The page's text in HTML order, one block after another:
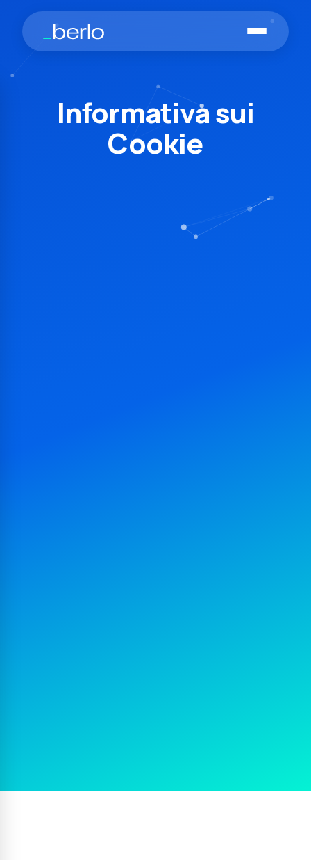
Vai al contenuto principale
Informativa sui
Cookie